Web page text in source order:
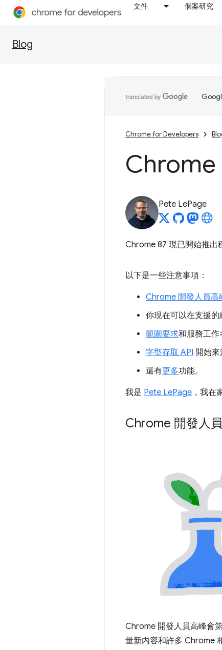
文件 個案研究
Blog
Chrome for Developers
Chrome
Pete LePage
Chrome 87 現已開始推出
以下是一些注意事項：
Chrome 開發人員高
你現在可以在支援
範圍要求和服務工作
字型存取 API 開始來
還有更多功能。
我是 Pete LePage ，我在
Chrome 開發人
Chrome 開發人員高峰會
量新內容和許多 Chrome